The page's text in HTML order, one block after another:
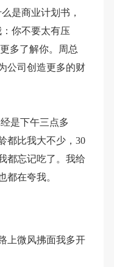
是商业计划书，
你不要太有压
多了解你。周总
公司创造更多的财
是下午三点多
都比我大不少，30
都忘记吃了。我给
在夸我。
上微风拂面我多开